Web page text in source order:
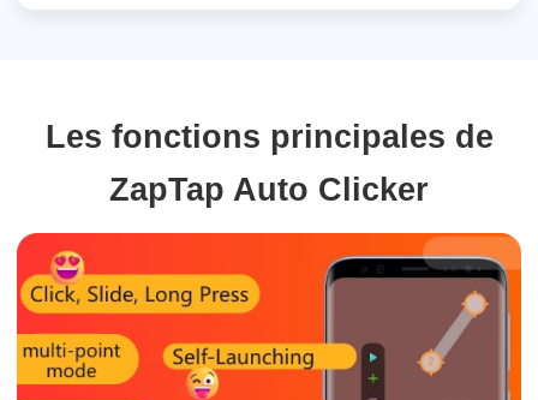
Les fonctions principales de
ZapTap Auto Clicker